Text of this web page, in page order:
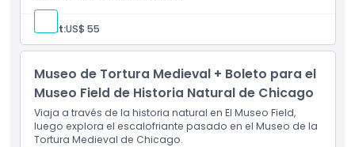
Horario de Apertura
Cosas a Saber
Ubicación
Adult:US$ 55
Museo de Tortura Medieval + Boleto para el
Museo Field de Historia Natural de Chicago
Viaja a través de la historia natural en El Museo Field,
luego explora el escalofriante pasado en el Museo de la
Tortura Medieval de Chicago.